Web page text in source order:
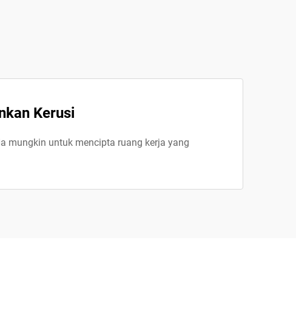
Kerusi
mungkin untuk mencipta ruang kerja yang